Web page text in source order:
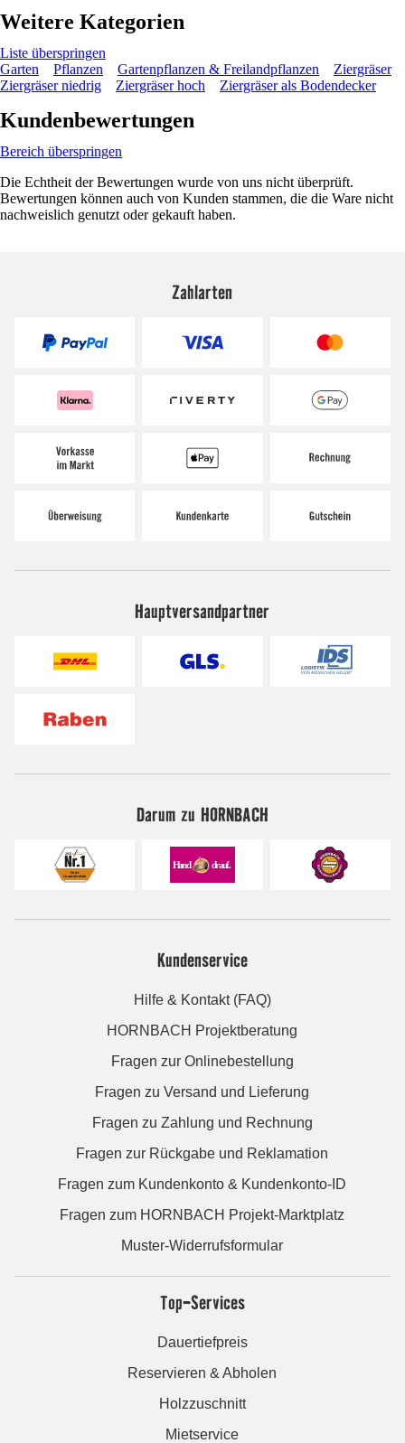
Weitere Kategorien
Liste überspringen
Garten
Pflanzen Gartenpflanzen & Freilandpflanzen
Ziergräser
Ziergräser niedrig
Ziergräser hoch Ziergräser als Bodendecker
Kundenbewertungen
Bereich überspringen
Die Echtheit der Bewertungen wurde von uns nicht überprüft.
Bewertungen können auch von Kunden stammen, die die Ware nicht
nachweislich genutzt oder gekauft haben.
Zahlarten
Hauptversandpartner
Darum zu HORNBACH
Kundenservice
Hilfe & Kontakt (FAQ)
HORNBACH Projektberatung
Fragen zur Onlinebestellung
Fragen zu Versand und Lieferung
Fragen zu Zahlung und Rechnung
Fragen zur Rückgabe und Reklamation
Fragen zum Kundenkonto & Kundenkonto-ID
Fragen zum HORNBACH Projekt-Marktplatz
Muster-Widerrufsformular
Top-Services
Dauertiefpreis
Reservieren & Abholen
Holzzuschnitt
Mietservice